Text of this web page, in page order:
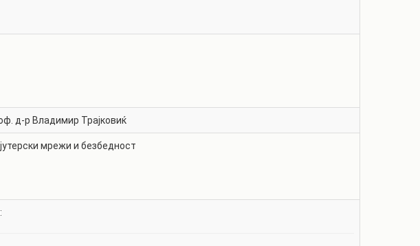
д-р Владимир Трајковиќ
мрежи и безбедност